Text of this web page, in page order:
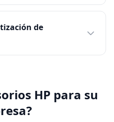
de
HP para su